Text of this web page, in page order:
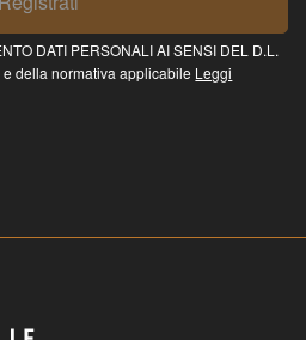
DATI PERSONALI AI SENSI DEL D.L.
della normativa applicabile Leggi